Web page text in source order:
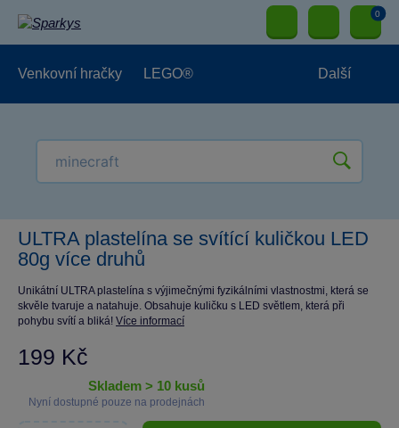
0
Venkovní hračky LEGO® Další
ULTRA plastelína se svítící kuličkou LED
80g více druhů
Unikátní ULTRA plastelína s výjimečnými fyzikálními vlastnostmi, která se
skvěle tvaruje a natahuje. Obsahuje kuličku s LED světlem, která při
pohybu svítí a bliká! Více informací
199 Kč
skladem > 10 kusů
Nyní dostupné pouze na prodejnách